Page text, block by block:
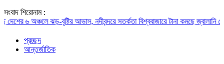
সংবাদ শিরোনাম :
৬ অঞ্চলে ঝড়-বৃষ্টির আভাস, নদীবন্দরে সতর্কতাবিশ্ববাজারে টানা কমছে জ্বালানি তেলের
প্রচ্ছদ
আন্তর্জাতিক